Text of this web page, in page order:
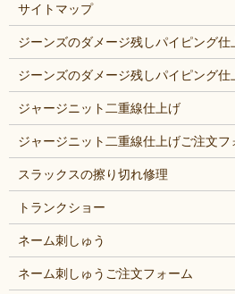
サイトマップ
ジーンズのダメージ残しパイピング仕
ジーンズのダメージ残しパイピング
ジャージニット二重線仕上げ
ジャージニット二重線仕上げご注文フ
スラックスの擦り切れ修理
トランクショー
ネーム刺しゅう
ネーム刺しゅうご注文フォーム